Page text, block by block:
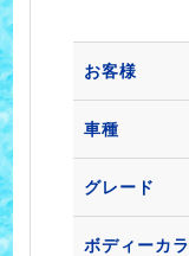
お客様
車種
グレード
ボディーカラ